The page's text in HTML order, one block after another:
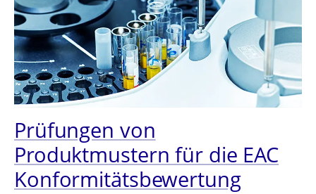
Prüfungen von
Produktmustern für die EAC
Konformitätsbewertung